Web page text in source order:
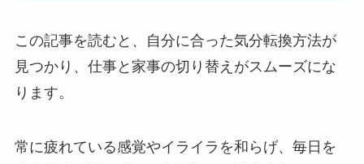
この記事を読むと、自分に合った気分転換方法が
見つかり、仕事と家事の切り替えがスムーズにな
ります。
常に疲れている感覚やイライラを和らげ、毎日を